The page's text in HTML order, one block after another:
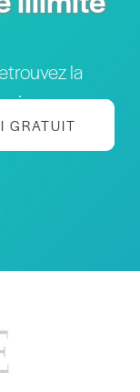
la
vie
GRATUIT